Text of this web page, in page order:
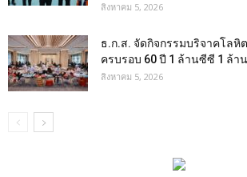
สิงหาคม 5, 2026
ธ.ก.ส. จัดกิจกรรมบริจาคโลหิ
ครบรอบ 60 ปี 1 ล้านซีซี 1 ล้า
สิงหาคม 5, 2026